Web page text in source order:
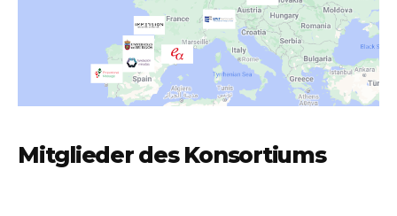
Mitglieder des Konsortiums